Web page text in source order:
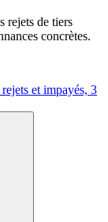
rejets de tiers
concrètes.
et impayés, 3